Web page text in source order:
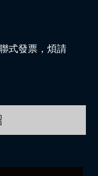
式發票，煩請